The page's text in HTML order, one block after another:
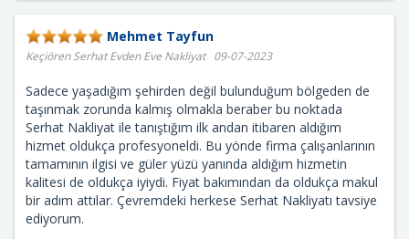
Mehmet Tayfun
Keçiören Serhat Evden Eve Nakliyat 09-07-2023
Sadece yaşadığım şehirden değil bulunduğum bölgeden de
taşınmak zorunda kalmış olmakla beraber bu noktada
Serhat Nakliyat ile tanıştığım ilk andan itibaren aldığım
hizmet oldukça profesyoneldi. Bu yönde firma çalışanlarının
tamamının ilgisi ve güler yüzü yanında aldığım hizmetin
kalitesi de oldukça iyiydi. Fiyat bakımından da oldukça makul
bir adım attılar. Çevremdeki herkese Serhat Nakliyatı tavsiye
ediyorum.